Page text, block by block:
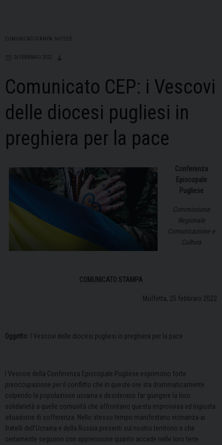
COMUNICATI STAMPA NOTIZIE
26 FEBBRAIO 2022
Comunicato CEP: i Vescovi
delle diocesi pugliesi in
preghiera per la pace
Conferenza
Episcopale
Pugliese
Commissione
Regionale
Comunicazione e
Cultura
COMUNICATO STAMPA
Molfetta, 25 febbraio 2022
Oggetto: I Vescovi delle diocesi pugliesi in preghiera per la pace
I Vescovi della Conferenza Episcopale Pugliese esprimono forte
preoccupazione per il conflitto che in queste ore sta drammaticamente
colpendo la popolazione ucraina e desiderano far giungere la loro
solidarietà a quelle comunità che affrontano questa improvvisa ed ingiusta
situazione di sofferenza. Nello stesso tempo manifestano vicinanza ai
fratelli dell’Ucraina e della Russia presenti sul nostro territorio e che
certamente seguono con apprensione quanto accade nelle loro terre.